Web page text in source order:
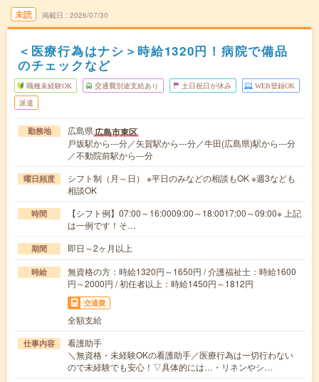
未読 掲載日 2026/07/30
＜医療行為はナシ＞時給1320円！病院で備品
のチェックなど
職種未経験OK 交通費別途支給あり 土日祝日が休み WEB登録OK
派遣
勤務地 広島県広島市東区
戸坂駅から---分／矢賀駅から---分／牛田(広島県)駅から---分
／不動院前駅から---分
曜日頻度
シフト制（月～日） ※平日のみなどの相談もOK ※週3なども
相談OK
時間
【シフト例】07:00～16:0009:00～18:0017:00～09:00※ 上記
は一例です！そ…
期間 即日～2ヶ月以上
時給
無資格の方：時給1320円～1650円 / 介護福祉士：時給1600
円～2000円 / 初任者以上：時給1450円～1812円
交通費
全額支給
仕事内容
看護助手
＼無資格・未経験OKの看護助手／医療行為は一切行わない
ので未経験でも安心！▽具体的には…・リネンやシ…